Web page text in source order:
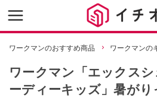
ワークマンのおすすめ商品 ワークマンの
ワークマン「エックス
ーディーキッズ」暑が